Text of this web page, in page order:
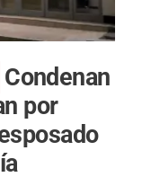
Condenan
por